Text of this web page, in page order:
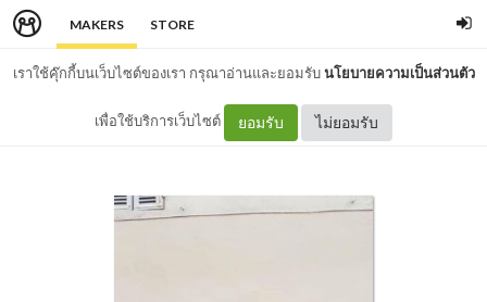
MAKERS STORE
เราใช้คุ๊กกี้บนเว็บไซต์ของเรา กรุณาอ่านและยอมรับนโยบายความเป็นส่วนตัว
เพื่อใช้บริการเว็บไซต์ ยอมรับ ไม่ยอมรับ